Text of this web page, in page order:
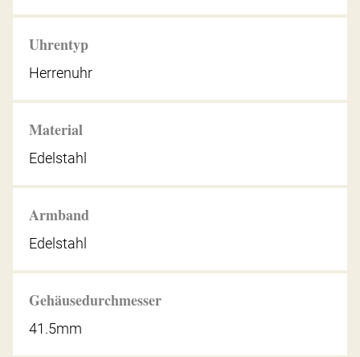
Uhrentyp
Herrenuhr
Material
Edelstahl
Armband
Edelstahl
Gehäusedurchmesser
41.5mm